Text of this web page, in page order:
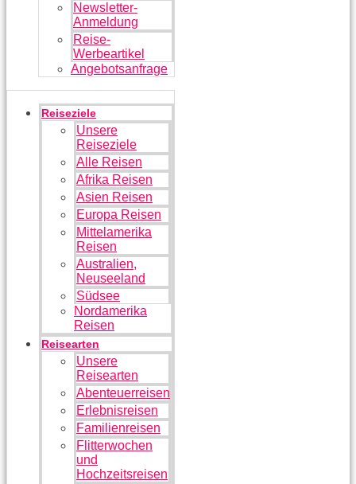
Newsletter-
Anmeldung
Reise-
Werbeartikel
Angebotsanfrage
Reiseziele
Unsere
Reiseziele
Alle Reisen
Afrika Reisen
Asien Reisen
Europa Reisen
Mittelamerika
Reisen
Australien,
Neuseeland
Südsee
Nordamerika
Reisen
Reisearten
Unsere
Reisearten
Abenteuerreisen
Erlebnisreisen
Familienreisen
Flitterwochen
und
Hochzeitsreisen